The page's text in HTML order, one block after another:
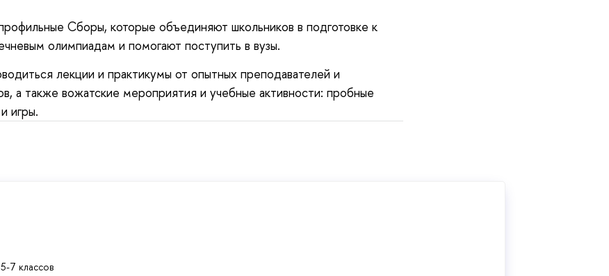
Сборы, которые объединяют школьников в подготовке к
олимпиадам и помогают поступить в вузы.
лекции и практикумы от опытных преподавателей и
а также вожатские мероприятия и учебные активности: пробные
игры.
7 классов